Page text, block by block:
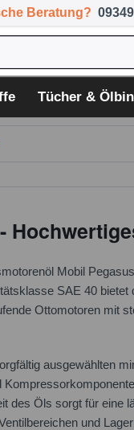
Beratung?
Tücher &
Mobil
SAE 40
Ottomotoren mit
ausgewählten
des Öls sorgt für eine
und